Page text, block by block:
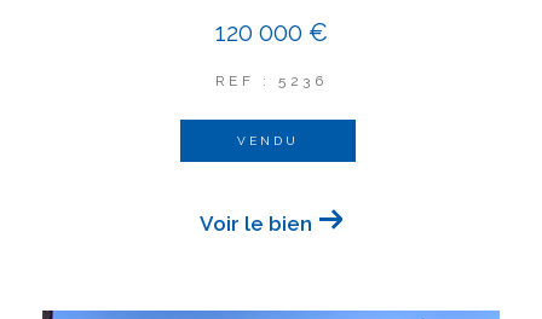
120 000 €
REF : 5236
VENDU
Voir le bien